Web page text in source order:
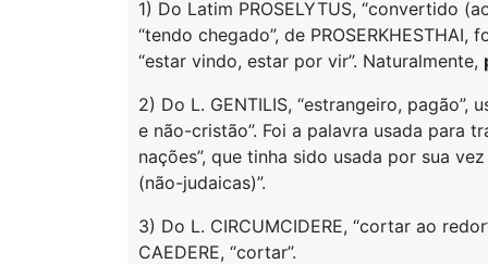
1) Do Latim PROSELYTUS, “convertido
“tendo chegado”, de PROSERKHESTHAI,
“estar vindo, estar por vir”. Naturalmente,
2) Do L. GENTILIS, “estrangeiro,
e não-cristão”. Foi a palavra usada para
nações”, que tinha sido usada por sua
(não-judaicas)”.
3) Do L. CIRCUMCIDERE, “cortar ao
CAEDERE, “cortar”.